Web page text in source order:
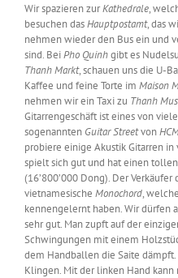
Wir spazieren zurKathedrale,
besuchen dasHauptpostamt, das
nehmen wieder den Bus ein und
sind. BeiPho Quinhgibt es
Thanh Markt, schauen uns die U-
Kaffee und feine Torte im Maison
nehmen wir ein Taxi zu Thanh
Gitarrengeschäft ist eines von
sogenannten GuitarStreetvon
probiere einige Akustik Gitarren
spielt sich gut und hat einen tollen
(16’800’000 Dong). Der
vietnamesische Monochord,
kennengelernt haben. Wir dürfen
sehr gut. Man zupft auf der
Schwingungen mit einem
dem Handballen die Saite
Klingen. Mit der linken Hand kann